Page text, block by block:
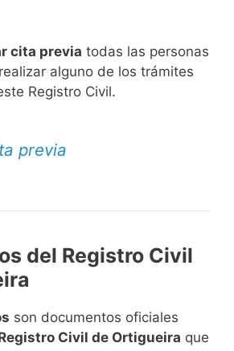
cita previa todas las personas
alguno de los trámites
Registro Civil.​
previa
del Registro Civil
son documentos oficiales
Civil de Ortigueira que